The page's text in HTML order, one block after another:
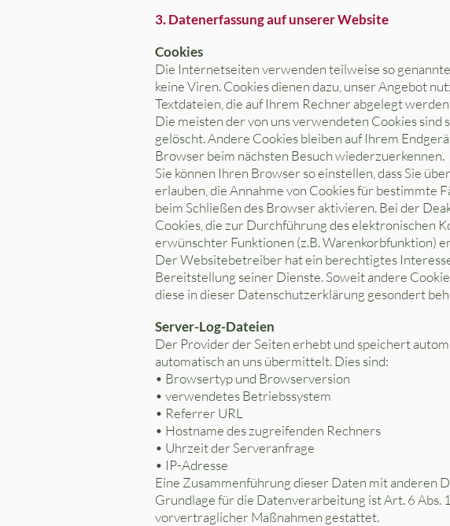
3. Datenerfassung auf unserer Website
Cookies
Die Internetseiten verwenden teilweise so
keine Viren. Cookies dienen dazu, unser Angebot
Textdateien, die auf Ihrem Rechner abgelegt
Die meisten der von uns verwendeten Cookies sind
gelöscht. Andere Cookies bleiben auf Ihrem
Browser beim nächsten Besuch wiederzuerkennen.
Sie können Ihren Browser so einstellen, dass Sie
erlauben, die Annahme von Cookies für bestimmte
beim Schließen des Browser aktivieren. Bei der
Cookies, die zur Durchführung des elektronischen
erwünschter Funktionen (z.B. Warenkorbfunktion)
Der Websitebetreiber hat ein berechtigtes
Bereitstellung seiner Dienste. Soweit andere
diese in dieser Datenschutzerklärung gesondert
Server-Log-Dateien
Der Provider der Seiten erhebt und speichert
automatisch an uns übermittelt. Dies sind:
• Browsertyp und Browserversion
• verwendetes Betriebssystem
• Referrer URL
• Hostname des zugreifenden Rechners
• Uhrzeit der Serveranfrage
• IP-Adresse
Eine Zusammenführung dieser Daten mit anderen
Grundlage für die Datenverarbeitung ist Art. 6 Abs.
vorvertraglicher Maßnahmen gestattet.